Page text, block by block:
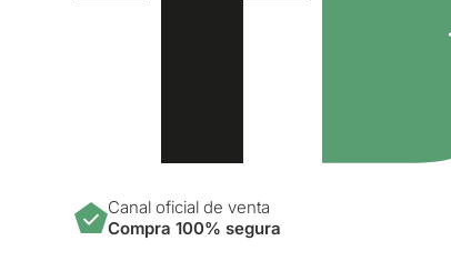
Canal oficial de venta
Compra 100% segura